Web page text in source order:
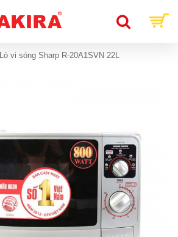
Lò vi sóng Sharp R-20A1SVN 22L